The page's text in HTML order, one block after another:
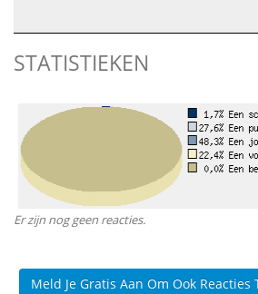
STATISTIEKEN
Er zijn nog geen reacties.
Meld Je Gratis Aan Om Ook Reacties